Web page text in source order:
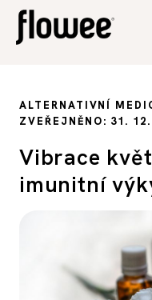
ALTERNATIVNÍ
ZVEŘEJNĚNO: 31.
Vibrace
imunitní